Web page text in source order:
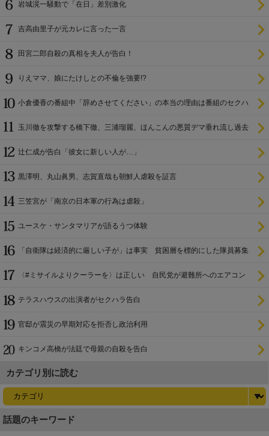
岩城滉一騒動で「在日」差別激化
吉高由里子が元カレに言った一言
田宮二郎自殺の真相を夫人が告白！
りえママ、娘にたけしとの不倫を強要!?
小倉優香の番組中「辞めさせてください」の本当の理由は番組のセクハ
玉川徹を攻撃する橋下徹、三浦瑠麗、ほんこんの悪質デマ垂れ流し過去
辻仁成が告白「彼女に新しい人が…」
黒澤明、丸山眞男、志賀直哉も朝鮮人虐殺を証言
三笠宮が「南京の日本軍の行為は虐殺」
ユースケ・サンタマリアが語るうつ体験
「自衛隊は経済的に厳しい子が」は事実 貧困層を標的にした隊員募集
〈#ミサイルよりクーラーを〉は正しい 自民党が避難所へのエアコン
テラスハウスの出演者がセクハラ告白
官邸が震災の早期対応を拒否し政治利用
キンコメ高橋が法廷で母親の自殺を告白
カテゴリ別に読む
話題のキーワード